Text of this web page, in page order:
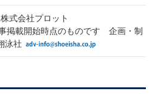
式会社プロット
掲載開始時点のものです 企画・制
泳社